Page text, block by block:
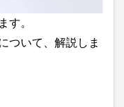
す。
ついて、解説しま